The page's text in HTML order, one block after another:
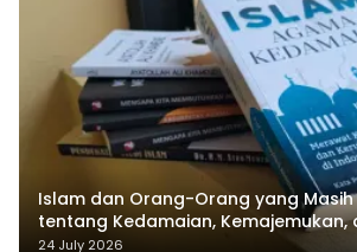
Islam dan Orang-Orang yang
tentang Kedamaian, Kemajemukan,
dalam Pemikiran Masykuri Abdillah
24 July 2026